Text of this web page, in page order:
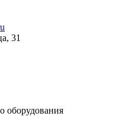
31
оборудования